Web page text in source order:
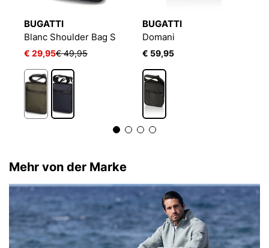
BUGATTI
Blanc Shoulder Bag S
€ 29,95€ 49,95
BUGATTI
Domani
€ 59,95
Mehr von der Marke